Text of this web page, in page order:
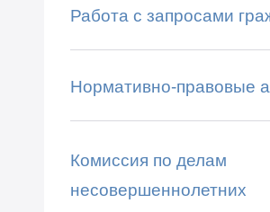
Работа с запросами
Нормативно-правовые
Комиссия по делам
несовершеннолетних